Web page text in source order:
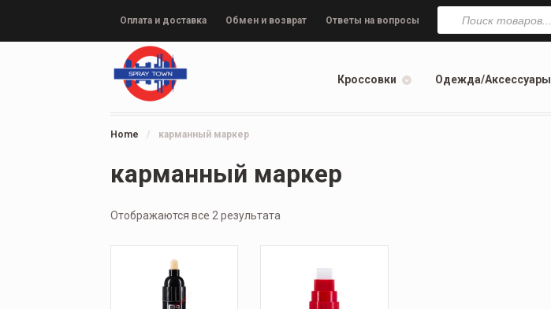
Оплата и доставка Обмен и возврат Ответы на вопросы
Поиск
товаров
Кроссовки Одежда/Аксессуары
Home / карманный маркер
карманный маркер
Отображаются все 2 результата